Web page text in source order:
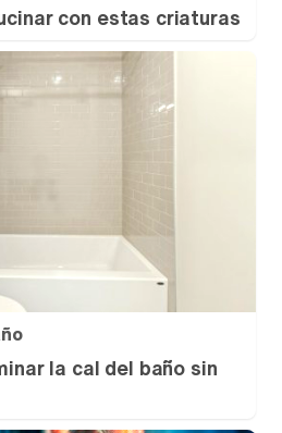
con estas criaturas
la cal del baño sin